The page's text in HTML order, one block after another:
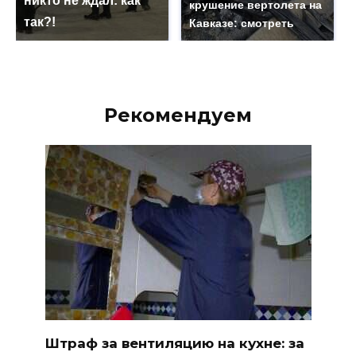
так?!
крушение вертолета на
Кавказе: смотреть
Рекомендуем
Штраф за вентиляцию на кухне: за